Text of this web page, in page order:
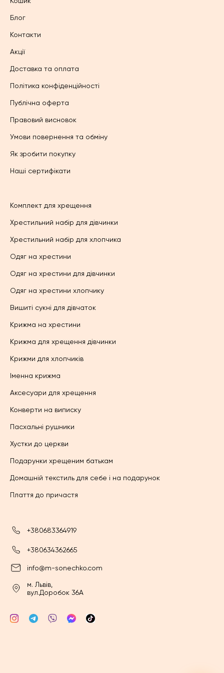
Блог
Контакти
Акції
Доставка та оплата
Політика конфіденційності
Публічна оферта
Правовий висновок
Умови повернення та обміну
Як зробити покупку
Наші сертифікати
Комплект для хрещення
Хрестильний набір для дівчинки
Хрестильний набір для хлопчика
Одяг на хрестини
Одяг на хрестини для дівчинки
Одяг на хрестини хлопчику
Вишиті сукні для дівчаток
Крижма на хрестини
Крижма для хрещення дівчинки
Крижми для хлопчиків
Іменна крижма
Аксесуари для хрещення
Конверти на виписку
Пасхальні рушники
Хустки до церкви
Подарунки хрещеним батькам
Домашній текстиль для себе і на подарунок
Плаття до причастя
+380683364919
+380634362665
info@m-sonechko.com
м. Львів,
вул.Доробок 36А